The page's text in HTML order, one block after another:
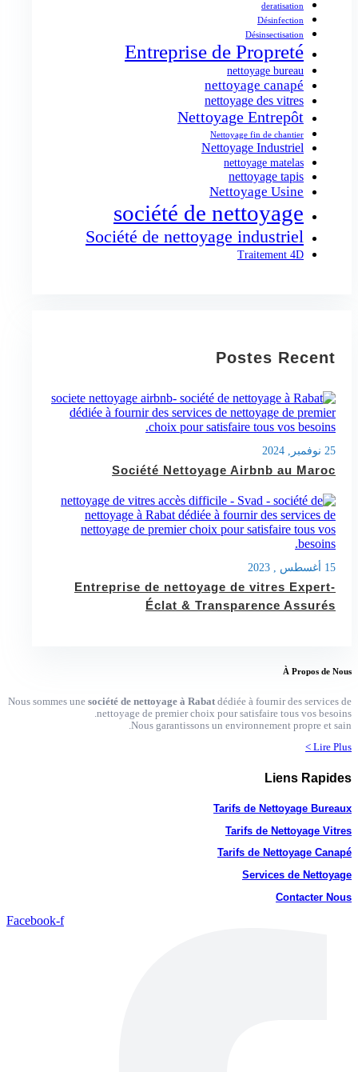
deratisation
Désinfection
Désinsectisation
Entreprise de Propreté
nettoyage bureau
nettoyage canapé
nettoyage des vitres
Nettoyage Entrepôt
Nettoyage fin de chantier
Nettoyage Industriel
nettoyage matelas
nettoyage tapis
Nettoyage Usine
société de nettoyage
Société de nettoyage industriel
Traitement 4D
Postes Recent
25 نوفمبر, 2024
Société Nettoyage Airbnb au Maroc
15 أغسطس , 2023
Entreprise de nettoyage de vitres Expert-
Éclat & Transparence Assurés
À Propos de Nous
Nous sommes une société de nettoyage à Rabat dédiée à fournir des services de
nettoyage de premier choix pour satisfaire tous vos besoins.
Nous garantissons un environnement propre et sain.
Lire Plus >
Liens Rapides
Tarifs de Nettoyage Bureaux
Tarifs de Nettoyage Vitres
Tarifs de Nettoyage Canapé
Services de Nettoyage
Contacter Nous
Facebook-f